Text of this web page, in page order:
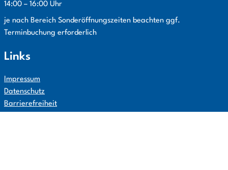
14:00 – 16:00 Uhr
Info:
je nach Bereich Sonderöffnungszeiten beachten ggf.
Terminbuchung erforderlich
Links
Impressum
Datenschutz
Barrierefreiheit